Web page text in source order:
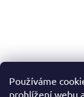
Používáme
prohlížení webu